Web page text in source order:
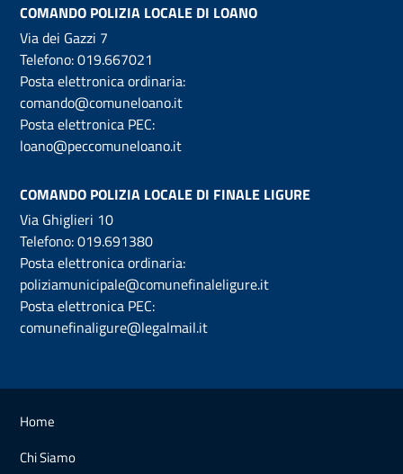
COMANDO POLIZIA LOCALE DI LOANO
Via dei Gazzi 7
Telefono:019.667021
Posta elettronica ordinaria:
comando@comuneloano.it
Posta elettronica PEC:
loano@peccomuneloano.it
COMANDO POLIZIA LOCALE DI FINALE LIGURE
Via Ghiglieri 10
Telefono:019.691380
Posta elettronica ordinaria:
poliziamunicipale@comunefinaleligure.it
Posta elettronica PEC:
comunefinaligure@legalmail.it
Home
Chi Siamo